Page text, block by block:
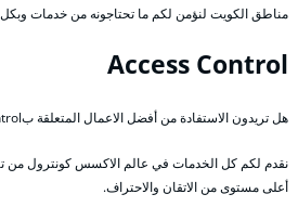
مناطق الكويت لنؤمن لكم ما تحتاجونه من خدمات وبكل
Access Control
هل تريدون الاستفادة من أفضل الاعمال المتعلقة بAccess Control؟
نقدم لكم كل الخدمات في عالم الاكسس كونترول من
أعلى مستوى من الاتقان والاحتراف.